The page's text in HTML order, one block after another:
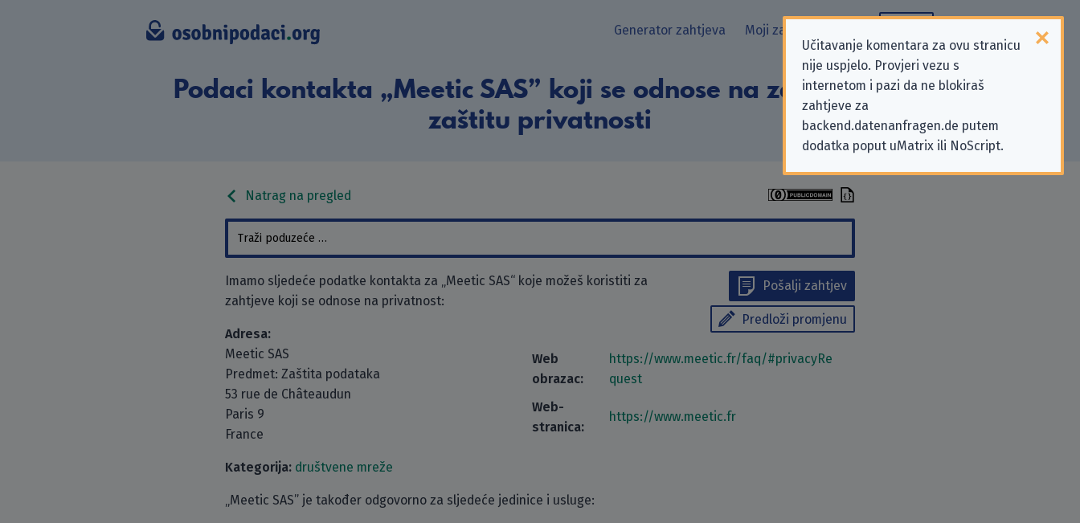
Učitavanje komentara za ovu stranicu
nije uspjelo. Provjeri vezu s
internetom i pazi da ne blokiraš
zahtjeve za
backend.datenanfragen.de putem
dodatka poput uMatrix ili NoScript.
Generator zahtjeva Moji zahtjevi
Podaci kontakta „Meetic SAS” koji se odnose na zahtjeve za
zaštitu privatnosti
Natrag na pregled
Pošalji zahtjev
Predloži promjenu
Imamo sljedeće podatke kontakta za „Meetic SAS“ koje možeš koristiti za
zahtjeve koji se odnose na privatnost:
Adresa:
Meetic SAS
Predmet: Zaštita podataka
53 rue de Châteaudun
Paris 9
France
Web
obrazac:
https://www.meetic.fr/faq/#privacyRe
quest
Web-
stranica:
https://www.meetic.fr
Kategorija: društvene mreže
„Meetic SAS” je također odgovorno za sljedeće jedinice i usluge: